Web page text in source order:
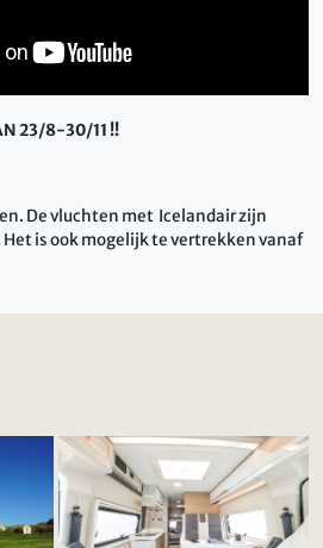
23/8-30/11 !!
De vluchten met Icelandair zijn
is ook mogelijk te vertrekken vanaf